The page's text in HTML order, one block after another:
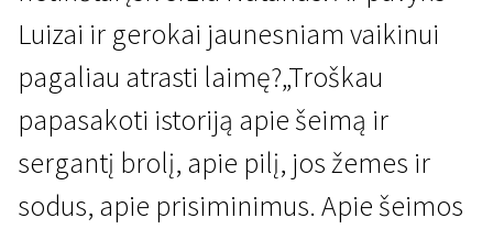
Luizai ir gerokai jaunesniam vaikinui
pagaliau atrasti laimę?„Troškau
papasakoti istoriją apie šeimą ir
sergantį brolį, apie pilį, jos žemes ir
sodus, apie prisiminimus. Apie šeimos